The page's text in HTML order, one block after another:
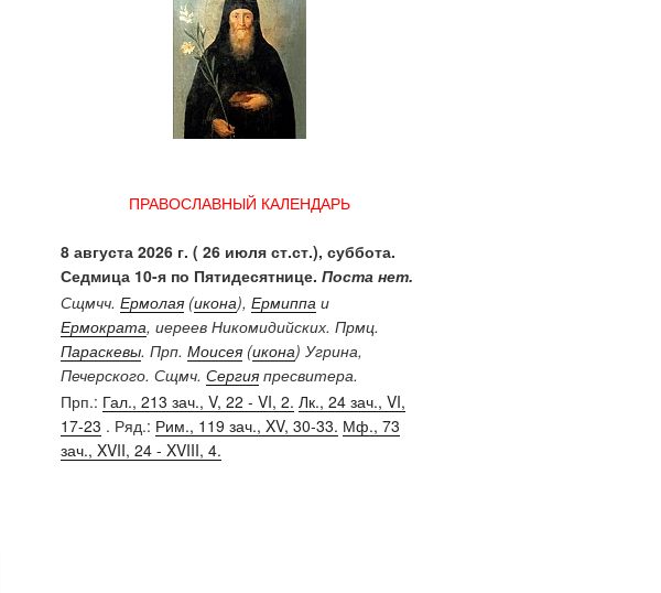
ПРАВОСЛАВНЫЙ КАЛЕНДАРЬ
8 августа 2026 г. ( 26 июля ст.ст.), суббота.
Седмица 10-я по Пятидесятнице. Поста нет.
Сщмчч. Ермолая(икона), Ермиппаи
Ермократа, иереев Никомидийских. Прмц.
Параскевы. Прп. Моисея(икона) Угрина,
Печерского. Сщмч. Сергияпресвитера.
Прп.: Гал., 213 зач., V, 22 - VI, 2. Лк., 24 зач., VI,
17-23 . Ряд.: Рим., 119 зач., XV, 30-33. Мф., 73
зач., XVII, 24 - XVIII, 4.